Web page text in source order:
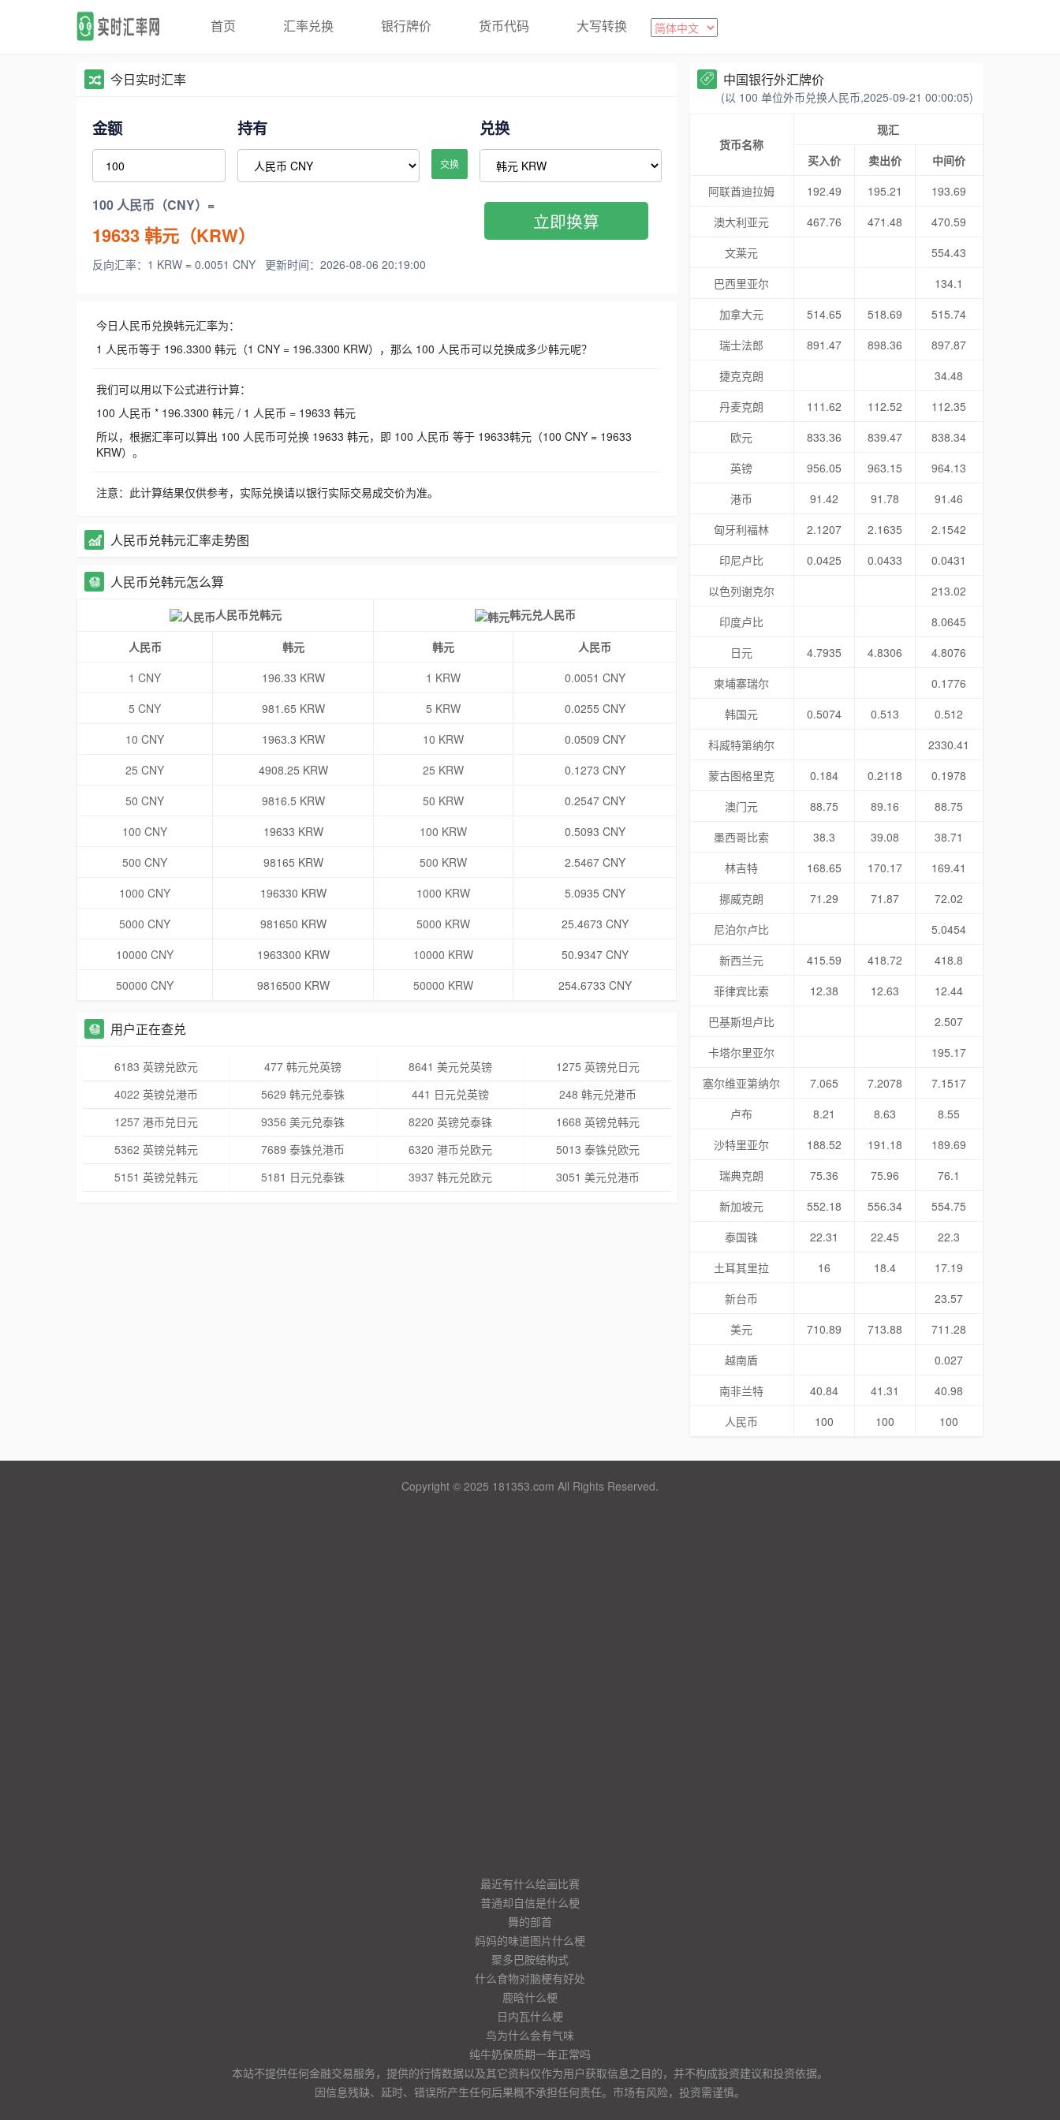
首页 汇率兑换 银行牌价 货币代码 大写转换
今日实时汇率
金额 持有
交换
兑换
100 人民币（CNY）=
19633韩元（KRW）
反向汇率：1 KRW = 0.0051 CNY 更新时间：2026-08-06 20:19:00
立即换算
今日人民币兑换韩元汇率为：
1 人民币等于 196.3300 韩元（1 CNY = 196.3300 KRW），那么 100 人民币可以兑换成多少韩元呢？
我们可以用以下公式进行计算：
100 人民币 * 196.3300 韩元 / 1 人民币 = 19633 韩元
所以，根据汇率可以算出 100 人民币可兑换 19633 韩元，即 100 人民币 等于 19633韩元（100 CNY = 19633
KRW）。
注意：此计算结果仅供参考，实际兑换请以银行实际交易成交价为准。
人民币兑韩元汇率走势图
人民币兑韩元怎么算
人民币兑韩元 韩元兑人民币
人民币 韩元 韩元
人民币
1 CNY
196.33 KRW 1 KRW
0.0051 CNY
5 CNY
981.65 KRW 5 KRW
0.0255 CNY
10 CNY
1963.3 KRW 10 KRW
0.0509 CNY
25 CNY
4908.25 KRW 25 KRW
0.1273 CNY
50 CNY
9816.5 KRW 50 KRW
0.2547 CNY
100 CNY
19633 KRW 100 KRW
0.5093 CNY
500 CNY
98165 KRW 500 KRW
2.5467 CNY
1000 CNY
196330 KRW 1000 KRW
5.0935 CNY
5000 CNY
981650 KRW 5000 KRW
25.4673 CNY
10000 CNY
1963300 KRW 10000 KRW
50.9347 CNY
50000 CNY
9816500 KRW 50000 KRW 254.6733 CNY
用户正在查兑
6183 英镑兑欧元 477 韩元兑英镑 8641 美元兑英镑
1275 英镑兑日元
4022 英镑兑港币
5629 韩元兑泰铢 441 日元兑英镑
248 韩元兑港币
1257 港币兑日元
9356 美元兑泰铢 8220 英镑兑泰铢
1668 英镑兑韩元
5362 英镑兑韩元
7689 泰铢兑港币 6320 港币兑欧元
5013 泰铢兑欧元
5151 英镑兑韩元
5181 日元兑泰铢 3937 韩元兑欧元 3051 美元兑港币
中国银行外汇牌价
(以 100 单位外币兑换人民币,2025-09-21 00:00:05)
货币名称
现汇
买入价
卖出价
中间价
阿联酋迪拉姆
192.49 195.21
193.69
澳大利亚元
467.76 471.48
470.59
文莱元
554.43
巴西里亚尔
134.1
加拿大元
514.65 518.69
515.74
瑞士法郎
891.47 898.36
897.87
捷克克朗
34.48
丹麦克朗
111.62 112.52
112.35
欧元
833.36 839.47
838.34
英镑
956.05 963.15
964.13
港币
91.42 91.78
91.46
匈牙利福林
2.1207 2.1635
2.1542
印尼卢比
0.0425 0.0433
0.0431
以色列谢克尔
213.02
印度卢比
8.0645
日元
4.7935 4.8306
4.8076
柬埔寨瑞尔
0.1776
韩国元
0.5074 0.513
0.512
科威特第纳尔
2330.41
蒙古图格里克
0.184 0.2118
0.1978
澳门元
88.75 89.16
88.75
墨西哥比索
38.3 39.08
38.71
林吉特
168.65 170.17
169.41
挪威克朗
71.29 71.87
72.02
尼泊尔卢比
5.0454
新西兰元
415.59 418.72
418.8
菲律宾比索
12.38 12.63
12.44
巴基斯坦卢比
2.507
卡塔尔里亚尔
195.17
塞尔维亚第纳尔
7.065 7.2078
7.1517
卢布
8.21 8.63
8.55
沙特里亚尔
188.52 191.18
189.69
瑞典克朗
75.36 75.96
76.1
新加坡元
552.18 556.34
554.75
泰国铢
22.31 22.45
22.3
土耳其里拉
16 18.4
17.19
新台币
23.57
美元
710.89 713.88
711.28
越南盾
0.027
南非兰特
40.84 41.31
40.98
人民币
100 100 100
Copyright © 2025 181353.com All Rights Reserved.
最近有什么绘画比赛
普通却自信是什么梗
舞的部首
妈妈的味道图片什么梗
聚多巴胺结构式
什么食物对脑梗有好处
鹿晗什么梗
日内瓦什么梗
鸟为什么会有气味
纯牛奶保质期一年正常吗
本站不提供任何金融交易服务，提供的行情数据以及其它资料仅作为用户获取信息之目的，并不构成投资建议和投资依据。
因信息残缺、延时、错误所产生任何后果概不承担任何责任。市场有风险，投资需谨慎。